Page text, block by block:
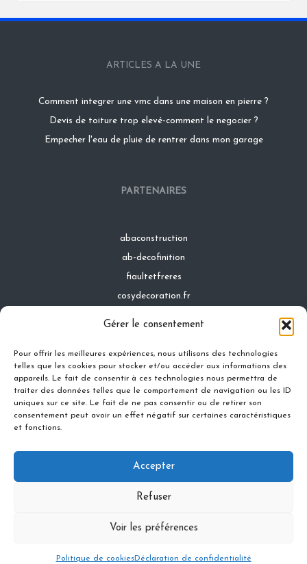
Gérer le consentement
Pour offrir les meilleures expériences, nous utilisons des technologies
telles que les cookies pour stocker et/ou accéder aux informations des
appareils. Le fait de consentir à ces technologies nous permettra de
traiter des données telles que le comportement de navigation ou les ID
uniques sur ce site. Le fait de ne pas consentir ou de retirer son
consentement peut avoir un effet négatif sur certaines caractéristiques
et fonctions.
Accepter
Refuser
Voir les préférences
Politique de cookiesDéclaration de confidentialité
ARTICLES A LA UNE
Comment integrer une vmc dans une maison en pierre ?
Devis de toiture trop elevé-comment le negocier ?
Empecher l'eau de pluie de rentrer dans mon garage
PARTENAIRES
abaconstruction
ab-decofinition
fiaultetfreres
cosydecoration.fr
Contact
Mentions légales
Conditions générales de vente
Politique de cookies
Copyright 2026 — . All rights reserved. Bloglo WordPress Theme